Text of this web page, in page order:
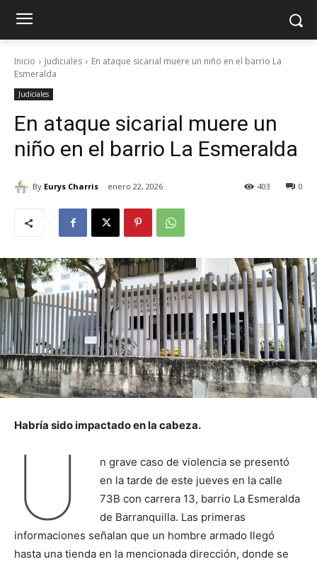
Inicio Judiciales
En ataque sicarial muere un niño en el barrio La
Esmeralda
Judiciales
En ataque sicarial muere un
niño en el barrio La Esmeralda
By Eurys Charris enero 22, 2026 0
403
Habría sido impactado en la cabeza.
U
n grave caso de violencia se presentó
en la tarde de este jueves en la calle
73B con carrera 13, barrio La Esmeralda
de Barranquilla. Las primeras
informaciones señalan que un hombre armado llegó
hasta una tienda en la mencionada dirección, donde se